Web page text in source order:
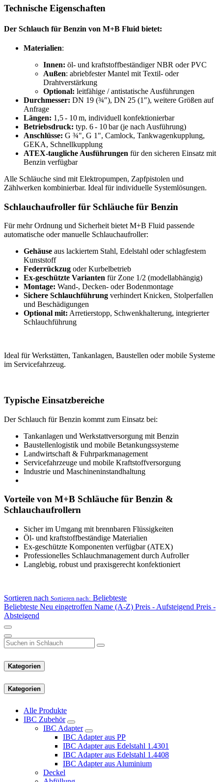
Technische Eigenschaften
Der Schlauch für Benzin von M+B Fluid bietet:
Materialien:
Innen: öl- und kraftstoffbeständiger NBR oder PVC
Außen: abriebfester Mantel mit Textil- oder
Drahtverstärkung
Optional: leitfähige / antistatische Ausführungen
Durchmesser: DN 19 (¾″), DN 25 (1″), weitere Größen auf
Anfrage
Längen: 1,5 - 10 m, individuell konfektionierbar
Betriebsdruck: typ. 6 - 10 bar (je nach Ausführung)
Anschlüsse: G ¾", G 1", Camlock, Tankwagenkupplung,
GEKA, Schnellkupplung
ATEX-taugliche Ausführungen für den sicheren Einsatz mit
Benzin verfügbar
Alle Schläuche sind mit Elektropumpen, Zapfpistolen und
Zählwerken kombinierbar. Ideal für individuelle Systemlösungen.
Schlauchaufroller für Schläuche für Benzin
Für mehr Ordnung und Sicherheit bietet M+B Fluid passende
automatische oder manuelle Schlauchaufroller:
Gehäuse aus lackiertem Stahl, Edelstahl oder schlagfestem
Kunststoff
Federrückzug oder Kurbelbetrieb
Ex-geschützte Varianten für Zone 1/2 (modellabhängig)
Montage: Wand-, Decken- oder Bodenmontage
Sichere Schlauchführung verhindert Knicken, Stolperfallen
und Beschädigungen
Optional mit: Arretierstopp, Schwenkhalterung, integrierter
Schlauchführung
Ideal für Werkstätten, Tankanlagen, Baustellen oder mobile Systeme
im Servicefahrzeug.
Typische Einsatzbereiche
Der Schlauch für Benzin kommt zum Einsatz bei:
Tankanlagen und Werkstattversorgung mit Benzin
Baustellenlogistik und mobile Betankungssysteme
Landwirtschaft & Fuhrparkmanagement
Servicefahrzeuge und mobile Kraftstoffversorgung
Industrie und Maschineninstandhaltung
Vorteile von M+B Schläuche für Benzin &
Schlauchaufrollern
Sicher im Umgang mit brennbaren Flüssigkeiten
Öl- und kraftstoffbeständige Materialien
Ex-geschützte Komponenten verfügbar (ATEX)
Professionelles Schlauchmanagement durch Aufroller
Langlebig, robust und praxisgerecht konfektioniert
Sortieren nach Sortieren nach: Beliebteste
Beliebteste Neu eingetroffen Name (A-Z) Preis - Aufsteigend Preis -
Absteigend
Kategorien
Kategorien
Alle Produkte
IBC Zubehör
IBC Adapter
IBC Adapter aus PP
IBC Adapter aus Edelstahl 1.4301
IBC Adapter aus Edelstahl 1.4408
IBC Adapter aus Aluminium
Deckel